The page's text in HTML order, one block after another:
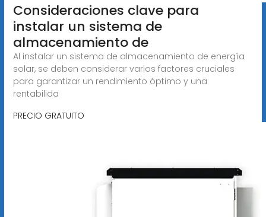
Consideraciones clave para
instalar un sistema de
almacenamiento de
Al instalar un sistema de almacenamiento de energía
solar, se deben considerar varios factores cruciales
para garantizar un rendimiento óptimo y una
rentabilida
PRECIO GRATUITO